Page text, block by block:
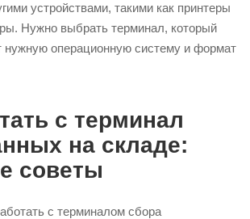
устройствами, такими как принтеры
Нужно выбрать терминал, который
нужную операционную систему и формат
с терминал
на складе:
советы
с терминалом сбора